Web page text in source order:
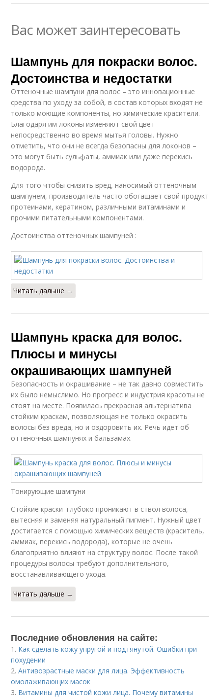
Вас может заинтересовать
Шампунь для покраски волос.
Достоинства и недостатки
Оттеночные шампуни для волос – это инновационные
средства по уходу за собой, в состав которых входят не
только моющие компоненты, но химические красители.
Благодаря им локоны изменяют свой цвет
непосредственно во время мытья головы. Нужно
отметить, что они не всегда безопасны для локонов –
это могут быть сульфаты, аммиак или даже перекись
водорода.
Для того чтобы снизить вред, наносимый оттеночным
шампунем, производитель часто обогащает свой продукт
протеинами, кератином, различными витаминами и
прочими питательными компонентами.
Достоинства оттеночных шампуней :
Читать дальше →
Шампунь краска для волос.
Плюсы и минусы
окрашивающих шампуней
Безопасность и окрашивание – не так давно совместить
их было немыслимо. Но прогресс и индустрия красоты не
стоят на месте. Появилась прекрасная альтернатива
стойким краскам, позволяющая не только окрасить
волосы без вреда, но и оздоровить их. Речь идет об
оттеночных шампунях и бальзамах.
Тонирующие шампуни
Стойкие краски глубоко проникают в ствол волоса,
вытесняя и заменяя натуральный пигмент. Нужный цвет
достигается с помощью химических веществ (краситель,
аммиак, перекись водорода), которые не очень
благоприятно влияют на структуру волос. После такой
процедуры волосы требуют дополнительного,
восстанавливающего ухода.
Читать дальше →
Последние обновления на сайте:
1. Как сделать кожу упругой и подтянутой. Ошибки при
похудении
2.Антивозрастные маски для лица. Эффективность
омолаживающих масок
3. Витамины для чистой кожи лица. Почему витамины